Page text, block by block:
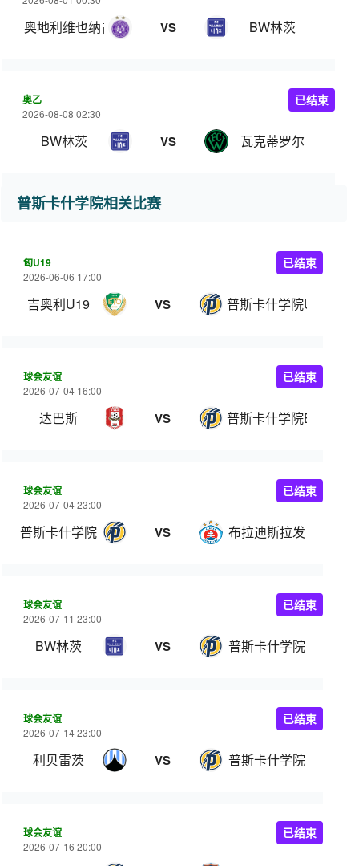
奥地利维也纳青年队 VS BW林茨
奥乙
2026-08-08 02:30
BW林茨 VS 瓦克蒂罗尔
已结束
普斯卡什学院相关比赛
匈U19
2026-06-06 17:00
吉奥利U19 VS 普斯卡什学院U19
已结束
球会友谊
2026-07-04 16:00
达巴斯 VS 普斯卡什学院B队
已结束
球会友谊
2026-07-04 23:00
普斯卡什学院 VS 布拉迪斯拉发
已结束
球会友谊
2026-07-11 23:00
BW林茨 VS 普斯卡什学院
已结束
球会友谊
2026-07-14 23:00
利贝雷茨 VS 普斯卡什学院
已结束
球会友谊
2026-07-16 20:00
已结束